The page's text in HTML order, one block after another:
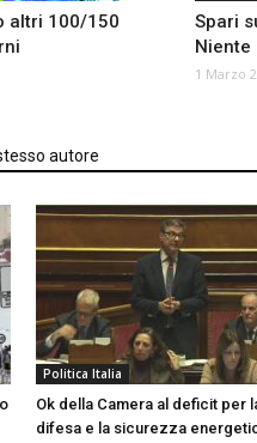
altri 100/150
Spari
Niente
1 Marzo
autore
Politica Italia
Ok della Camera al deficit per
difesa e la sicurezza